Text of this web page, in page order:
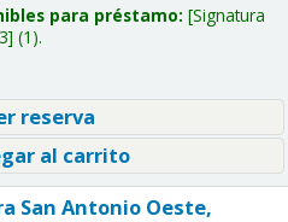
para préstamo: Signatura
(1).
reserva
al carrito
San Antonio Oeste,